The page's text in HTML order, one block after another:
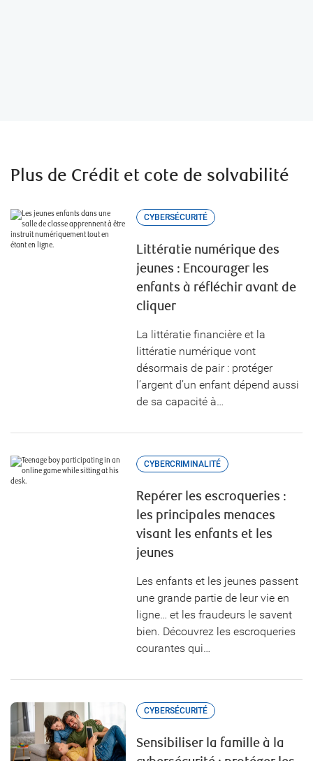
Plus de Crédit et cote de solvabilité
CYBERSÉCURITÉ
Littératie numérique des
jeunes : Encourager les
enfants à réfléchir avant de
cliquer
La littératie financière et la
littératie numérique vont
désormais de pair : protéger
l’argent d’un enfant dépend aussi
de sa capacité à…
CYBERCRIMINALITÉ
Repérer les escroqueries :
les principales menaces
visant les enfants et les
jeunes
Les enfants et les jeunes passent
une grande partie de leur vie en
ligne… et les fraudeurs le savent
bien. Découvrez les escroqueries
courantes qui…
CYBERSÉCURITÉ
Sensibiliser la famille à la